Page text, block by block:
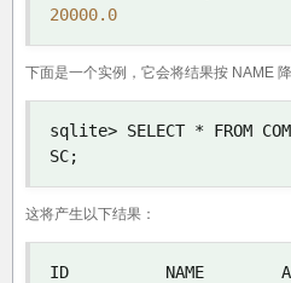
20000.0
下面是一个实例，它会将结果按 NAME 降
sqlite> SELECT * FROM
SC;
这将产生以下结果：
ID          NAME